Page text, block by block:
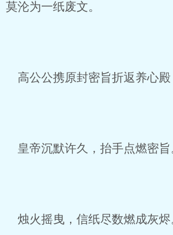
莫沦为一纸废文。
高公公携原封密旨折返养心殿
皇帝沉默许久，抬手点燃密旨
烛火摇曳，信纸尽数燃成灰烬